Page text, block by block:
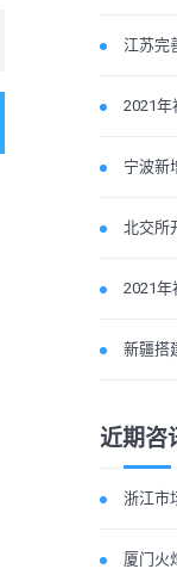
江苏完
2021年
宁波新
北交所
2021年
新疆搭
近期咨
浙江市
厦门火